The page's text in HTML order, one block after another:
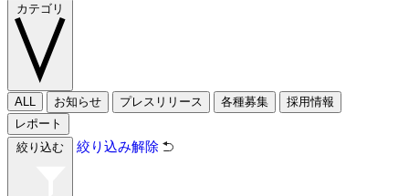
カテゴリ
ALL お知らせ プレスリリース 各種募集
採用情報
レポート
絞り込む
絞り込み解除